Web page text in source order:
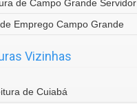
de Campo Grande Servidor
Emprego Campo Grande
Vizinhas
de Cuiabá